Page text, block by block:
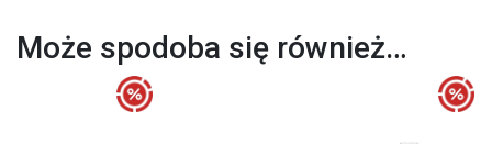
Może spodoba się również…